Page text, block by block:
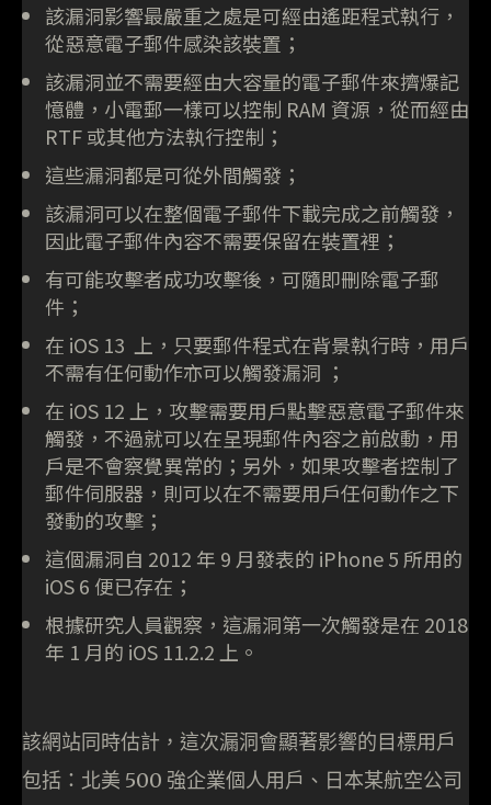
該漏洞影響最嚴重之處是可經由遙距程式執行，
從惡意電子郵件感染該裝置；
該漏洞並不需要經由大容量的電子郵件來擠爆記
憶體，小電郵一樣可以控制 RAM 資源，從而經由
RTF 或其他方法執行控制；
這些漏洞都是可從外間觸發；
該漏洞可以在整個電子郵件下載完成之前觸發，
因此電子郵件內容不需要保留在裝置裡；
有可能攻擊者成功攻擊後，可隨即刪除電子郵
件；
在 iOS 13 上，只要郵件程式在背景執行時，用戶
不需有任何動作亦可以觸發漏洞 ；
在 iOS 12 上，攻擊需要用戶點擊惡意電子郵件來
觸發，不過就可以在呈現郵件內容之前啟動，用
戶是不會察覺異常的；另外，如果攻擊者控制了
郵件伺服器，則可以在不需要用戶任何動作之下
發動的攻擊；
這個漏洞自 2012 年 9 月發表的 iPhone 5 所用的
iOS 6 便已存在；
根據研究人員觀察，這漏洞第一次觸發是在 2018
年 1 月的 iOS 11.2.2 上。
該網站同時估計，這次漏洞會顯著影響的目標用戶
包括：北美 500 強企業個人用戶、日本某航空公司